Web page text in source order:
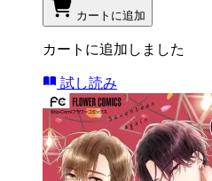
カートに追加
カートに追加しました
試し読み